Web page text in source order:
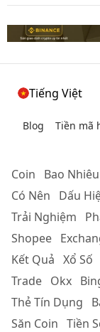
Tiếng Việt
Blog Tiền mã
Coin Bao Nhiêu
Có Nên
Dấu
Trải Nghiệm
Shopee
Kết Quả Xổ Số
Trade Okx
Thẻ Tín Dụng
Săn Coin Tiền